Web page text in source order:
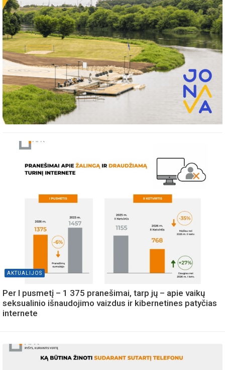
AKTUALIJOS
Per I pusmetį – 1 375 pranešimai, tarp jų – apie vaikų
seksualinio išnaudojimo vaizdus ir kibernetines patyčias
internete